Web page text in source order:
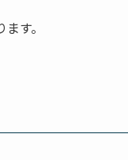
す。